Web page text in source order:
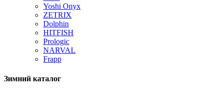
Yoshi Onyx
ZETRIX
Dolphin
HITFISH
Prologic
NARVAL
Frapp
Зимний каталог